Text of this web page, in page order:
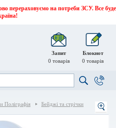
перераховуємо на потреби ЗСУ. Все буде
Запит
0 товарів
Блокнот
0 товарів
Поліграфія Бейджі та стрічки